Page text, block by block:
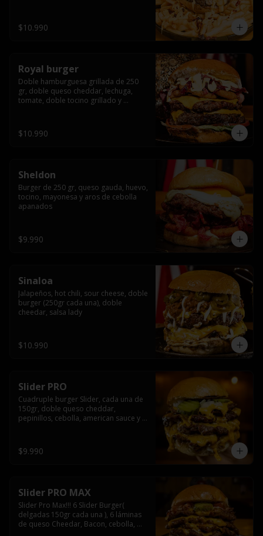
$10.990
Royal burger
Doble hamburguesa grillada de 250
gr, doble queso cheddar, lechuga,
tomate, doble tocino grillado y
salsa de queso cheddar.
$10.990
Sheldon
Burger de 250 gr, queso gauda, huevo,
tocino, mayonesa y aros de cebolla
apanados
$9.990
Sinaloa
Jalapeños, hot chili, sour cheese, doble
burger (250gr cada una), doble
cheedar, salsa lady
$10.990
Slider PRO
Cuadruple burger Slider, cada una de
150gr, doble queso cheddar,
pepinillos, cebolla, american sauce y
$9.990
Slider PRO MAX
Slider Pro Max!!! 6 Slider Burger(
delgadas 150gr cada una ), 6 láminas
de queso Cheedar, Bacon, cebolla,